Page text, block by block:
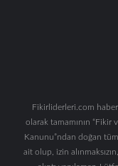
Fikirliderleri.com
olarak tamamının “Fikir
Kanunu”ndan doğan
ait olup, izin